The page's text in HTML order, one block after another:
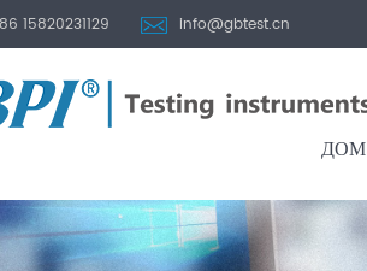
15820231129 info@gbtest.cn
ДОМ